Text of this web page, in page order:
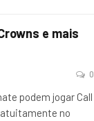
e mais
0
podem jogar Call
no